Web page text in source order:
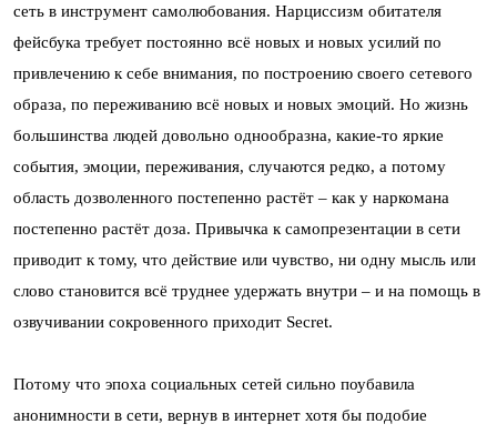
сеть в инструмент самолюбования. Нарциссизм обитателя
фейсбука требует постоянно всё новых и новых усилий по
привлечению к себе внимания, по построению своего сетевого
образа, по переживанию всё новых и новых эмоций. Но жизнь
большинства людей довольно однообразна, какие-то яркие
события, эмоции, переживания, случаются редко, а потому
область дозволенного постепенно растёт – как у наркомана
постепенно растёт доза. Привычка к самопрезентации в сети
приводит к тому, что действие или чувство, ни одну мысль или
слово становится всё труднее удержать внутри – и на помощь в
озвучивании сокровенного приходит Secret.
Потому что эпоха социальных сетей сильно поубавила
анонимности в сети, вернув в интернет хотя бы подобие